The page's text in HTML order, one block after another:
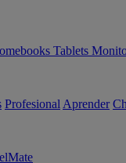
Tablets
Profesional Aprender